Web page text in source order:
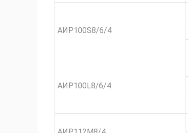
АИР100S8/6/4
АИР100L8/6/4